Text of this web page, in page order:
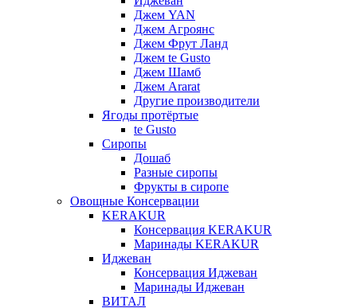
Джем YAN
Джем Агроянс
Джем Фрут Ланд
Джем te Gusto
Джем Шамб
Джем Ararat
Другие производители
Ягоды протёртые
te Gusto
Сиропы
Дошаб
Разные сиропы
Фрукты в сиропе
Овощные Консервации
KERAKUR
Консервация KERAKUR
Маринады KERAKUR
Иджеван
Консервация Иджеван
Маринады Иджеван
ВИТАЛ